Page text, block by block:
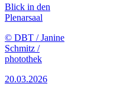
Blick in den
Plenarsaal
© DBT / Janine
Schmitz /
photothek
20.03.2026